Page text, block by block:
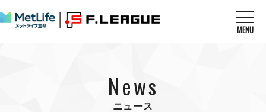
MENU
MATCHESNews
ニュース